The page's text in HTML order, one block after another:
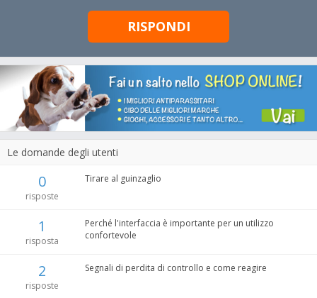
RISPONDI
Le domande degli utenti
0
risposte
Tirare al guinzaglio
1
risposta
Perché l'interfaccia è importante per un utilizzo
confortevole
2
risposte
Segnali di perdita di controllo e come reagire